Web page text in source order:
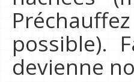
possible).
devienne